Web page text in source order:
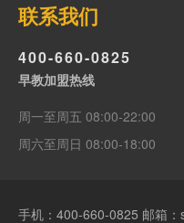
联系我们
400-660-0825
早教加盟热线
周一至周五 08:00-22:00
周六至周日 08:00-18:00
手机： 400-660-0825 邮箱